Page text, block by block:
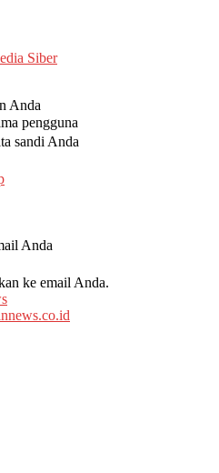
Siber
Anda
pengguna
sandi Anda
Anda
ke email Anda.